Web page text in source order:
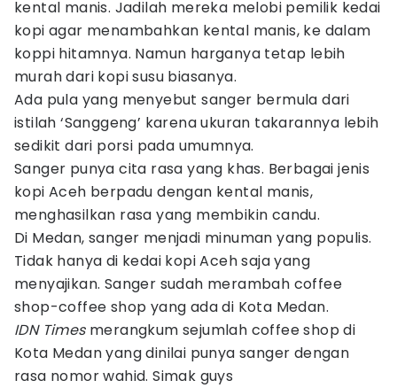
kental manis. Jadilah mereka melobi pemilik kedai
kopi agar menambahkan kental manis, ke dalam
koppi hitamnya. Namun harganya tetap lebih
murah dari kopi susu biasanya.
Ada pula yang menyebut sanger bermula dari
istilah ‘Sanggeng’ karena ukuran takarannya lebih
sedikit dari porsi pada umumnya.
Sanger punya cita rasa yang khas. Berbagai jenis
kopi Aceh berpadu dengan kental manis,
menghasilkan rasa yang membikin candu.
Di Medan, sanger menjadi minuman yang populis.
Tidak hanya di kedai kopi Aceh saja yang
menyajikan. Sanger sudah merambah coffee
shop-coffee shop yang ada di Kota Medan.
IDN Timesmerangkum sejumlah coffee shop di
Kota Medan yang dinilai punya sanger dengan
rasa nomor wahid. Simak guys